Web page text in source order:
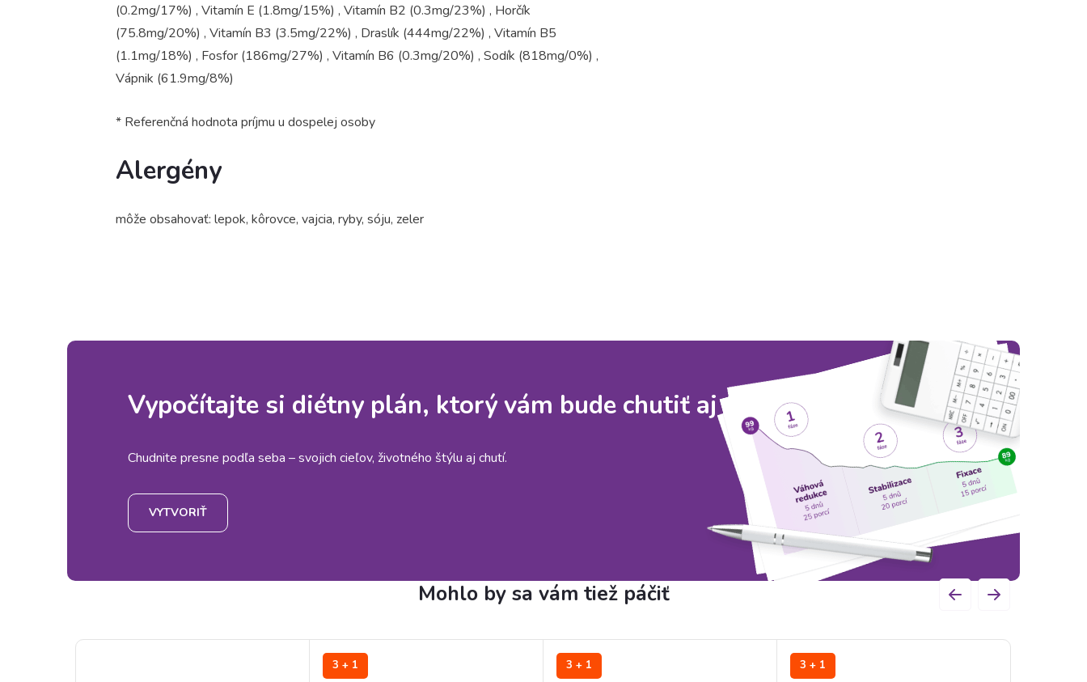
(0.2mg/17%) , Vitamín E (1.8mg/15%) , Vitamín B2 (0.3mg/23%) , Horčík
(75.8mg/20%) , Vitamín B3 (3.5mg/22%) , Draslík (444mg/22%) , Vitamín B5
(1.1mg/18%) , Fosfor (186mg/27%) , Vitamín B6 (0.3mg/20%) , Sodík (818mg/0%) ,
Vápnik (61.9mg/8%)
* Referenčná hodnota príjmu u dospelej osoby
Alergény
môže obsahovať: lepok, kôrovce, vajcia, ryby, sóju, zeler
Vypočítajte si diétny plán, ktorý vám bude chutiť aj fungovať.
Chudnite presne podľa seba – svojich cieľov, životného štýlu aj chutí.
VYTVORIŤ
3 + 1 3 + 1 3 + 1